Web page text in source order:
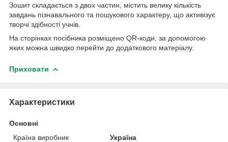
Зошит складається з двох частин, містить велику кількість
завдань пізнавального та пошукового характеру, що активізує
творчі здібності учнів.
На сторінках посібника розміщено QR-коди, за допомогою
яких можна швидко перейти до додаткового матеріалу.
Приховати
Характеристики
Основні
Країна виробник
Україна